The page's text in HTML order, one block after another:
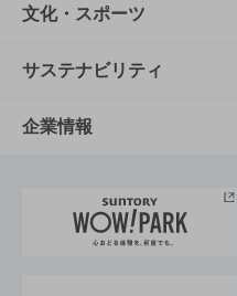
商品一覧
商品発売情報
栄養成分一覧
知る・楽しむTOP
キャンペーン
工場見学
地域情報
文化・スポーツ
文化・スポーツTOP
サントリーホール
サントリーサンバーズ大
サステナビリティ
サステナビリティTOP
サントリーが考えるサ
企業情報
企業概要